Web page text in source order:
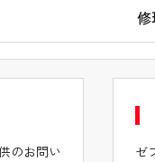
修
のお問い
ゼ